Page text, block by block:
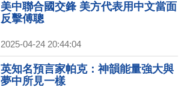
美中聯合國交鋒 美方代表用中文當面
反擊傅聰
2025-04-24 20:44:04
英知名預言家帕克：神韻能量強大與
夢中所見一樣